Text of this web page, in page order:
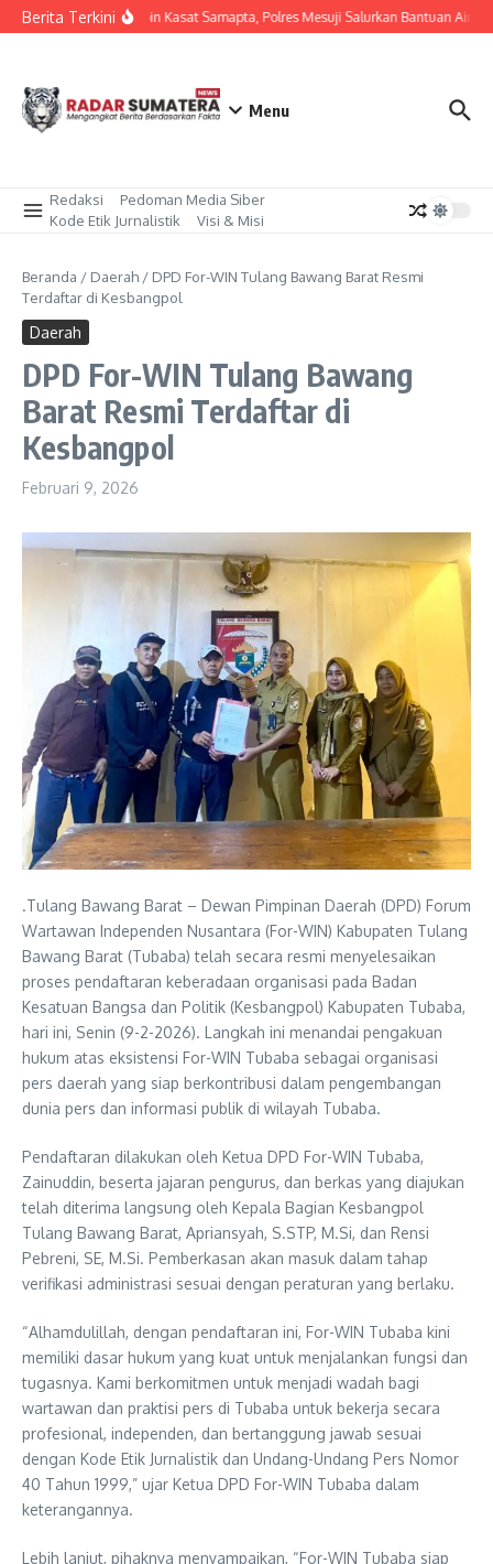
Lewati ke konten
Berita TerkiniDipimpin Kasat Samapta, Polres Mesuji Salurkan Bantuan Air
Menu
Redaksi
Pedoman Media Siber
Kode Etik Jurnalistik
Visi & Misi
Beranda / Daerah / DPD For-WIN Tulang Bawang Barat Resmi
Terdaftar di Kesbangpol
Daerah
DPD For-WIN Tulang Bawang
Barat Resmi Terdaftar di
Kesbangpol
Februari 9, 2026
.Tulang Bawang Barat – Dewan Pimpinan Daerah (DPD) Forum
Wartawan Independen Nusantara (For-WIN) Kabupaten Tulang
Bawang Barat (Tubaba) telah secara resmi menyelesaikan
proses pendaftaran keberadaan organisasi pada Badan
Kesatuan Bangsa dan Politik (Kesbangpol) Kabupaten Tubaba,
hari ini, Senin (9-2-2026). Langkah ini menandai pengakuan
hukum atas eksistensi For-WIN Tubaba sebagai organisasi
pers daerah yang siap berkontribusi dalam pengembangan
dunia pers dan informasi publik di wilayah Tubaba.
Pendaftaran dilakukan oleh Ketua DPD For-WIN Tubaba,
Zainuddin, beserta jajaran pengurus, dan berkas yang diajukan
telah diterima langsung oleh Kepala Bagian Kesbangpol
Tulang Bawang Barat, Apriansyah, S.STP, M.Si, dan Rensi
Pebreni, SE, M.Si. Pemberkasan akan masuk dalam tahap
verifikasi administrasi sesuai dengan peraturan yang berlaku.
“Alhamdulillah, dengan pendaftaran ini, For-WIN Tubaba kini
memiliki dasar hukum yang kuat untuk menjalankan fungsi dan
tugasnya. Kami berkomitmen untuk menjadi wadah bagi
wartawan dan praktisi pers di Tubaba untuk bekerja secara
profesional, independen, dan bertanggung jawab sesuai
dengan Kode Etik Jurnalistik dan Undang-Undang Pers Nomor
40 Tahun 1999,” ujar Ketua DPD For-WIN Tubaba dalam
keterangannya.
Lebih lanjut, pihaknya menyampaikan, “For-WIN Tubaba siap